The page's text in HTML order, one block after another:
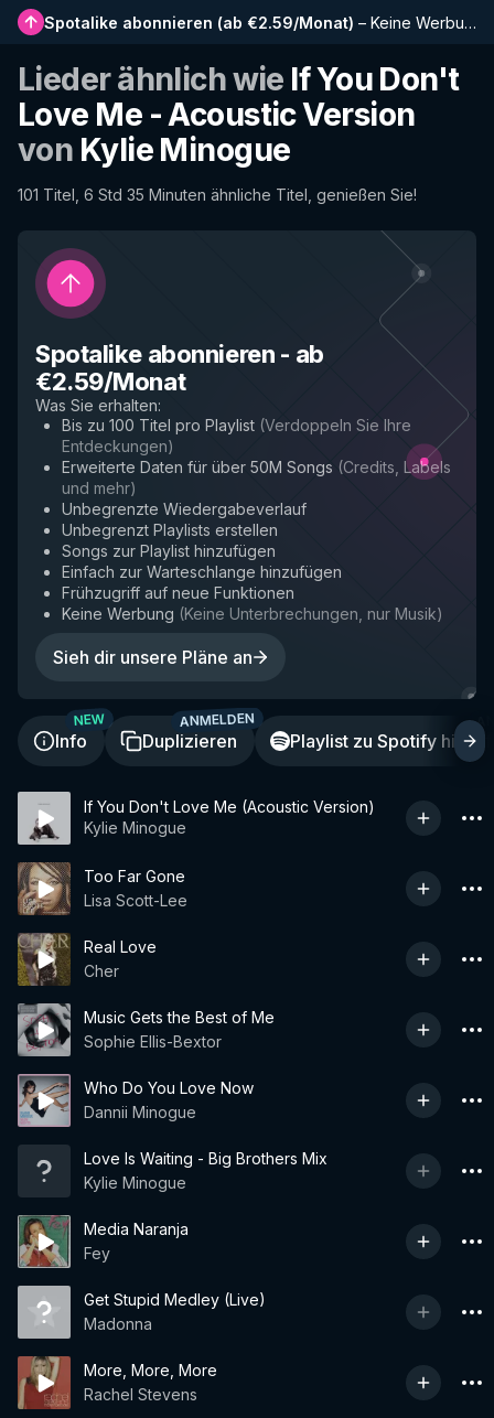
Spotalike abonnieren (ab €2.59/Monat) – Keine Werbung, längere Playlists, vollständiger Verlauf und Frühzugriff auf neue Funktionen
Lieder ähnlich wie If You Don't
Love Me - Acoustic Version
von Kylie Minogue
101 Titel, 6 Std 35 Minuten ähnliche Titel, genießen Sie!
Spotalike abonnieren - ab
€2.59/Monat
Was Sie erhalten:
Bis zu 100 Titel pro Playlist (Verdoppeln Sie Ihre
Entdeckungen)
Erweiterte Daten für über 50M Songs (Credits, Labels
und mehr)
Unbegrenzte Wiedergabeverlauf
Unbegrenzt Playlists erstellen
Songs zur Playlist hinzufügen
Einfach zur Warteschlange hinzufügen
Frühzugriff auf neue Funktionen
Keine Werbung (Keine Unterbrechungen, nur Musik)
Sieh dir unsere Pläne an
Info
NEW
Duplizieren
ANMELDEN
Playlist zu Spotify
If You Don't Love Me (Acoustic Version)
Kylie Minogue
Too Far Gone
Lisa Scott-Lee
Real Love
Cher
Music Gets the Best of Me
Sophie Ellis-Bextor
Who Do You Love Now
Dannii Minogue
Love Is Waiting - Big Brothers Mix
Kylie Minogue
Media Naranja
Fey
Get Stupid Medley (Live)
Madonna
More, More, More
Rachel Stevens